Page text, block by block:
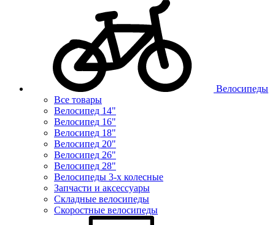
Велосипеды
Все товары
Велосипед 14"
Велосипед 16"
Велосипед 18"
Велосипед 20"
Велосипед 26"
Велосипед 28"
Велосипеды 3-х колесные
Запчасти и аксессуары
Складные велосипеды
Скоростные велосипеды